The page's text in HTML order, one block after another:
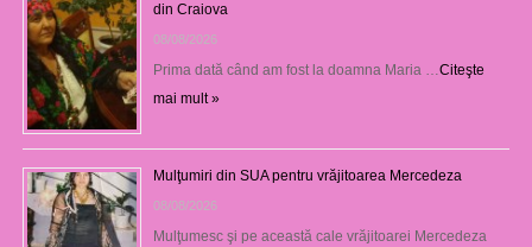
din Craiova
08/08/2026
Prima dată când am fost la doamna Maria …Citeşte
mai mult »
Mulţumiri din SUA pentru vrăjitoarea Mercedeza
08/08/2026
Mulţumesc şi pe această cale vrăjitoarei Mercedeza